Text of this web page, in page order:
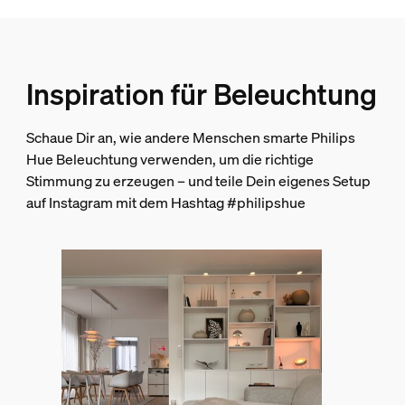
EAN/UPC - Produkt
Nettogewicht
0,15 kg
Bruttogewicht
174 mm
Länge
72 mm
72 mm
Inspiration für Beleuchtung
Schaue Dir an, wie andere Menschen smarte Philips
Hue Beleuchtung verwenden, um die richtige
Stimmung zu erzeugen – und teile Dein eigenes Setup
auf Instagram mit dem Hashtag #philipshue